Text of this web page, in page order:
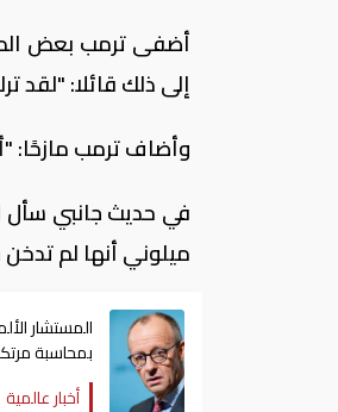
أضفى ترمب بعض
إلى ذلك قائلا: "لقد
وأضاف ترمب مازحًا:
في حديث جانبي سأل
ميلوني أنها لم
المستشار
بمحاسبة
الدهس في
أخبار عالمية